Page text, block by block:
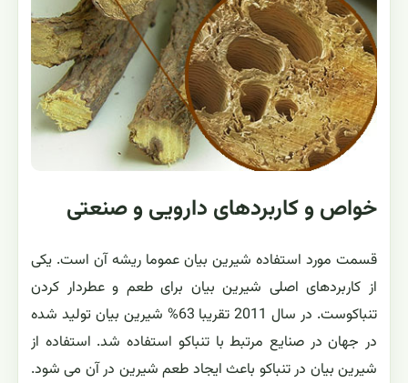
خواص و کاربردهای دارویی و صنعتی
قسمت مورد استفاده شیرین بیان عموما ریشه آن است. یکی
از کاربردهای اصلی شیرین بیان برای طعم و عطردار کردن
تنباکوست. در سال 2011 تقریبا 63% شیرین بیان تولید شده
در جهان در صنایع مرتبط با تنباکو استفاده شد. استفاده از
شیرین بیان در تنباکو باعث ایجاد طعم شیرین در آن می شود.